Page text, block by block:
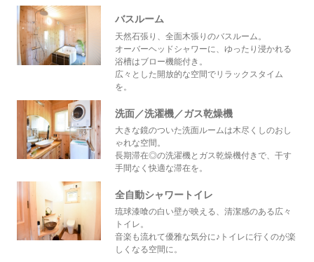
バスルーム
天然石張り、全面木張りのバスルーム。
オーバーヘッドシャワーに、ゆったり浸かれる
浴槽はブロー機能付き。
広々とした開放的な空間でリラックスタイム
を。
洗面／洗濯機／ガス乾燥機
大きな鏡のついた洗面ルームは木尽くしのおし
ゃれな空間。
長期滞在◎の洗濯機とガス乾燥機付きで、干す
手間なく快適な滞在を。
全自動シャワートイレ
琉球漆喰の白い壁が映える、清潔感のある広々
トイレ。
音楽も流れて優雅な気分に♪トイレに行くのが楽
しくなる空間に。